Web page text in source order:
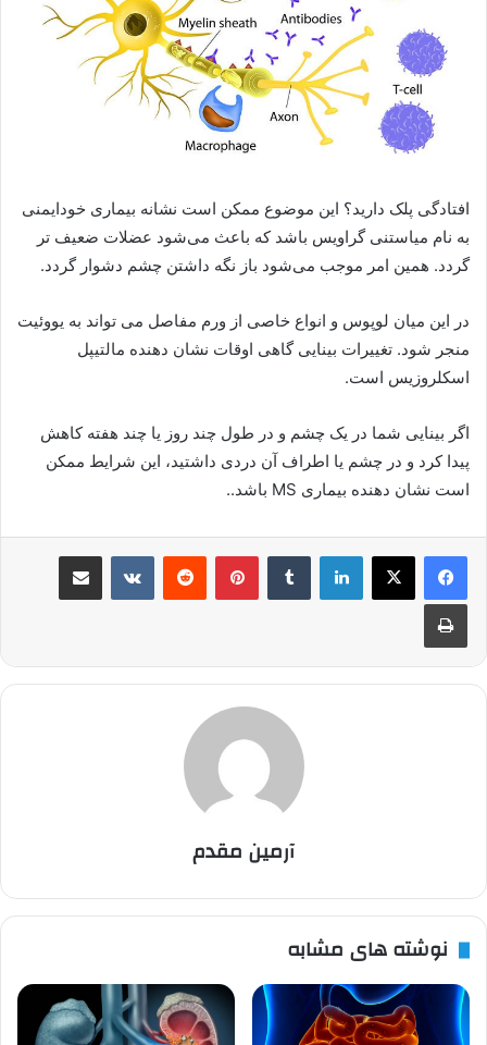
افتادگی پلک دارید؟ این موضوع ممکن است نشانه بیماری خودایمنی
به نام میاستنی گراویس باشد که باعث می‌شود عضلات ضعیف تر
گردد. همین امر موجب می‌شود باز نگه داشتن چشم دشوار گردد.
در این میان لوپوس و انواع خاصی از ورم مفاصل می تواند به یووئیت
منجر شود. تغییرات بینایی گاهی اوقات نشان دهنده مالتیپل
اسکلروزیس است.
اگر بینایی شما در یک چشم و در طول چند روز یا چند هفته کاهش
پیدا کرد و در چشم یا اطراف آن دردی داشتید، این شرایط ممکن
است نشان دهنده بیماری MS باشد..
لینکدین ‫تامبلر پینترست‫رددیت ‫VKontakteاشتراک گذاری از طریق ایمیل
چاپ
آرمین مقدم
نوشته های مشابه